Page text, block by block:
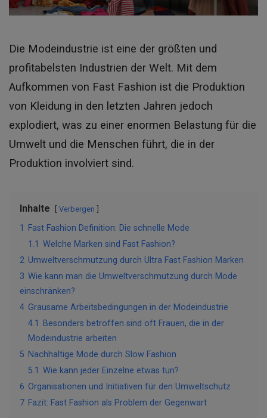
Die Modeindustrie ist eine der größten und
profitabelsten Industrien der Welt. Mit dem
Aufkommen von Fast Fashion ist die Produktion
von Kleidung in den letzten Jahren jedoch
explodiert, was zu einer enormen Belastung für die
Umwelt und die Menschen führt, die in der
Produktion involviert sind.
Inhalte Verbergen
1
Fast Fashion Definition: Die schnelle Mode
1.1 Welche Marken sind Fast Fashion?
2 Umweltverschmutzung durch Ultra Fast Fashion Marken
3 Wie kann man die Umweltverschmutzung durch Mode
einschränken?
4 Grausame Arbeitsbedingungen in der Modeindustrie
4.1
Besonders betroffen sind oft Frauen, die in der
Modeindustrie arbeiten
5 Nachhaltige Mode durch Slow Fashion
5.1 Wie kann jeder Einzelne etwas tun?
6 Organisationen und Initiativen für den Umweltschutz
7 Fazit: Fast Fashion als Problem der Gegenwart